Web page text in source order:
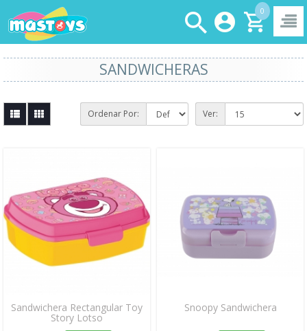
0
SANDWICHERAS
Ordenar Por: Ver:
Sandwichera Rectangular Toy
Story Lotso
Snoopy Sandwichera